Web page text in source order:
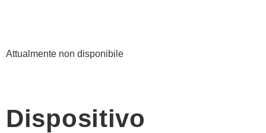
Attualmente non disponibile
Dispositivo